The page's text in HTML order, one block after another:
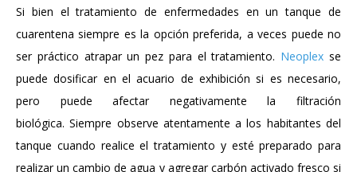
Si bien el tratamiento de enfermedades en un tanque de
cuarentena siempre es la opción preferida, a veces puede no
ser práctico atrapar un pez para el tratamiento. Neoplex se
puede dosificar en el acuario de exhibición si es necesario,
pero puede afectar negativamente la filtración
biológica.Siempre observe atentamente a los habitantes del
tanque cuando realice el tratamiento y esté preparado para
realizar un cambio de agua y agregar carbón activado fresco si